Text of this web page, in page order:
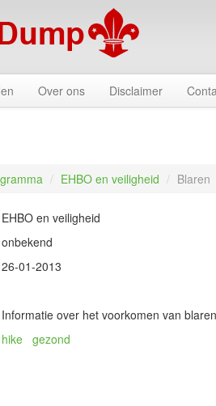
Over ons Disclaimer
/ EHBO en veiligheid / Blaren
EHBO en veiligheid
onbekend
26-01-2013
Informatie over het voorkomen van
hike gezond